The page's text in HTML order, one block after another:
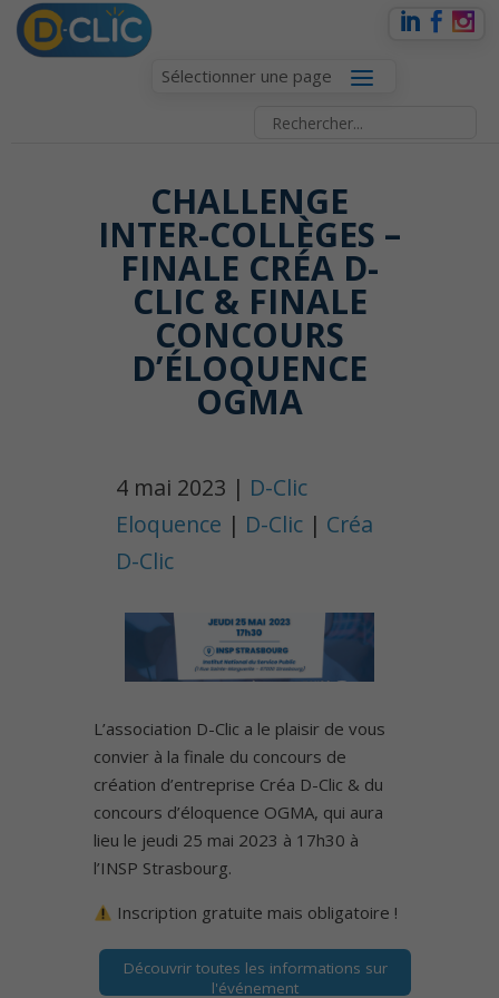
Sélectionner une page
CHALLENGE
INTER-COLLÈGES –
FINALE CRÉA D-
CLIC & FINALE
CONCOURS
D’ÉLOQUENCE
OGMA
4 mai 2023 | D-Clic
Eloquence | D-Clic | Créa
D-Clic
L’association D-Clic a le plaisir de vous
convier à la finale du concours de
création d’entreprise Créa D-Clic & du
concours d’éloquence OGMA, qui aura
lieu le jeudi 25 mai 2023 à 17h30 à
l’INSP Strasbourg.
Inscription gratuite mais obligatoire !
Découvrir toutes les informations sur
l'événement